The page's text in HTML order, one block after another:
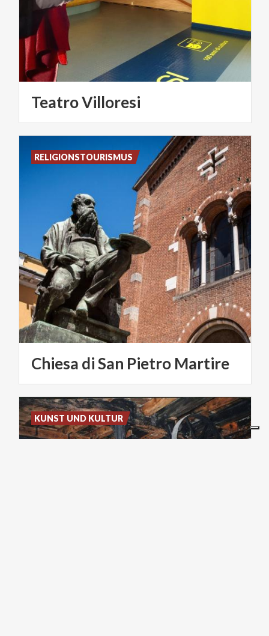
TeatroVilloresi
Chiesa diSan Pietro Martire
RELIGIONSTOURISMUS
KUNST UND KULTUR